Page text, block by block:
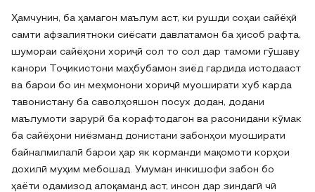
Ҳамчунин, ба ҳамагон маълум аст, ки рушди соҳаи сайёҳӣ
самти афзалиятноки сиёсати давлатамон ба ҳисоб рафта,
шумораи сайёҳони хориҷӣ сол то сол дар тамоми гӯшаву
канори Тоҷикистони маҳбубамон зиёд гардида истодааст
ва барои бо ин меҳмонони хориҷӣ муоширати хуб карда
тавонистану ба саволҳояшон посух додан, додани
маълумоти зарурӣ ба корафтодагон ва расонидани кӯмак
ба сайёҳони ниёзманд донистани забонҳои муоширати
байналмилалӣ барои ҳар як корманди мақомоти корҳои
дохилӣ муҳим мебошад. Умуман инкишофи забон бо
ҳаёти одамизод алоқаманд аст, инсон дар зиндагӣ чӣ